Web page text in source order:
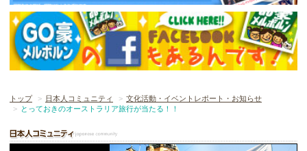
トップ 日本人コミュニティ
文化活動・イベントレポート・お知らせ
とっておきのオーストラリア旅行が当たる！！